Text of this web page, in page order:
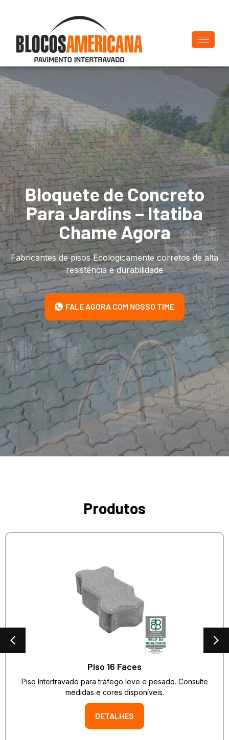
Bloquete de Concreto
Para Jardins – Itatiba
Chame Agora
Fabricantes de pisos Ecologicamente corretos de alta
resistência e durabilidade
FALE AGORA COM NOSSO TIME
Produtos
Piso 16 Faces
Piso Intertravado para tráfego leve e pesado. Consulte
medidas e cores disponíveis.
DETALHES